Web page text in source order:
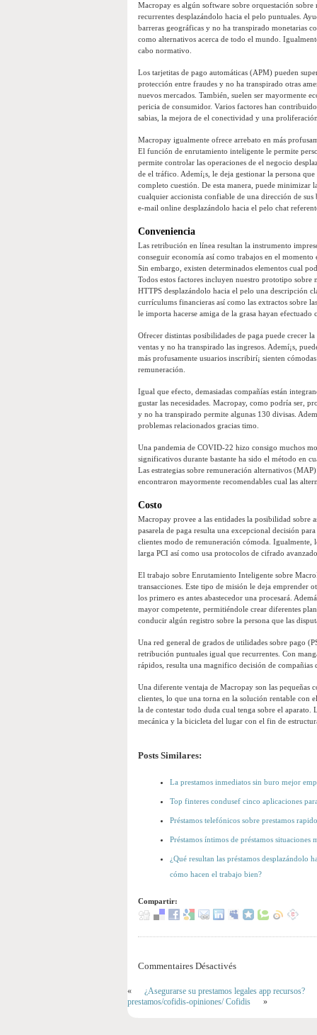
Macropay es algún software sobre orquestación
recurrentes desplazándolo hacia el pelo puntuales.
barreras geográficas y no ha transpirado monetarias
como alternativos acerca de todo el mundo.
cabo normativo.
Los tarjetitas de pago automáticas (APM) pueden
protección entre fraudes y no ha transpirado otras
nuevos mercados. También, suelen ser mayormente
pericia de consumidor. Varios factores han
sabias, la mejora de el conectividad y una
Macropay igualmente ofrece arrebato en más
El función de enrutamiento inteligente le permite
permite controlar las operaciones de el negocio
de el tráfico. Ademí¡s, le deja gestionar la persona
completo cuestión. De esta manera, puede minimizar
cualquier accionista confiable de una dirección de
e-mail online desplazándolo hacia el pelo chat
Conveniencia
Las retribución en línea resultan la instrumento
conseguir economía así­ como trabajos en el
Sin embargo, existen determinados elementos cual
Todos estos factores incluyen nuestro prototipo
HTTPS desplazándolo hacia el pelo una descripción
currículums financieras así­ como las extractos sobre
le importa hacerse amiga de la grasa hayan efectuado
Ofrecer distintas posibilidades de paga puede crecer
ventas y no ha transpirado las ingresos. Ademí¡s,
más profusamente usuarios inscribirí¡ sienten
remuneración.
Igual que efecto, demasiadas compañías están
gustar las necesidades. Macropay, como podrí­a ser,
y no ha transpirado permite algunas 130 divisas.
problemas relacionados gracias timo.
Una pandemia de COVID-22 hizo consigo muchos
significativos durante bastante ha sido el método en
Las estrategias sobre remuneración alternativos
encontraron mayormente recomendables cual las
Costo
Macropay provee a las entidades la posibilidad sobre
pasarela de paga resulta una excepcional decisión
clientes modo de remuneración cómoda. Igualmente,
larga PCI así­ como usa protocolos de cifrado
El trabajo sobre Enrutamiento Inteligente sobre
transacciones. Este tipo de misión le deja emprender
los primero es antes abastecedor una procesará.
mayor competente, permitiéndole crear diferentes
conducir algún registro sobre la persona que las
Una red general de grados de utilidades sobre pago
retribución puntuales igual que recurrentes. Con
rápidos, resulta una magnifico decisión de
Una diferente ventaja de Macropay son las pequeñas
clientes, lo que una torna en la solución rentable con
la de contestar todo duda cual tenga sobre el
mecánica y la bicicleta del lugar con el fin de
Posts Similares:
La prestamos inmediatos sin buro mejor
Top finteres condusef cinco aplicaciones
Préstamos telefónicos sobre prestamos
Préstamos íntimos de préstamos
¿Qué resultan las préstamos desplazándolo
cómo hacen el trabajo bien?
Compartir:
Commentaires Désactivés
«
¿Asegurarse su prestamos legales app recursos?
prestamos/cofidis-opiniones/ Cofidis
»